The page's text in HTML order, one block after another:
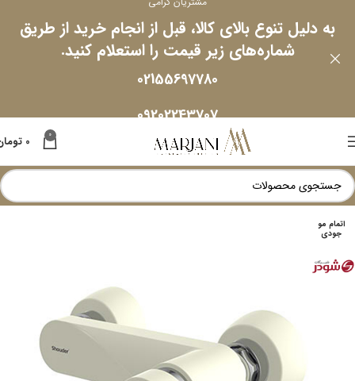
0
0
اتمام مو
جودی
به دلیل تنوع بالای کالا، قبل از انجام خرید از طریق
شماره‌های زیر قیمت را استعلام کنید.
02155697780
09202243707